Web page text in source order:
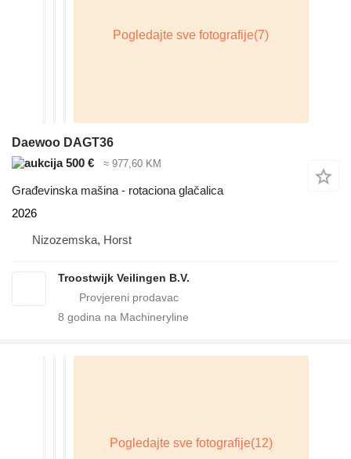
Daewoo DAGT36
500 €
≈ 977,60 KM
Građevinska mašina - rotaciona glačalica
2026
Nizozemska, Horst
Troostwijk Veilingen B.V.
8 godina na Machineryline